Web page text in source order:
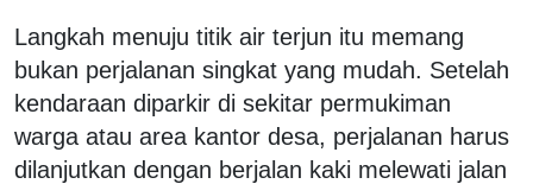
Langkah menuju titik air terjun itu memang
bukan perjalanan singkat yang mudah. Setelah
kendaraan diparkir di sekitar permukiman
warga atau area kantor desa, perjalanan harus
dilanjutkan dengan berjalan kaki melewati jalan